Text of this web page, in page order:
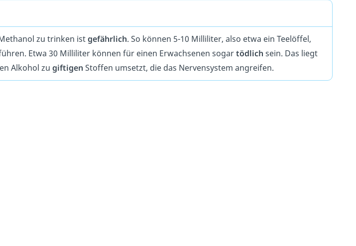
zu trinken istgefährlich. So können 5-10 Milliliter, also etwa ein Teelöffel,
Etwa 30 Milliliter können für einen Erwachsenen sogartödlich sein. Das liegt
Alkohol zu giftigen Stoffen umsetzt, die das Nervensystem angreifen.